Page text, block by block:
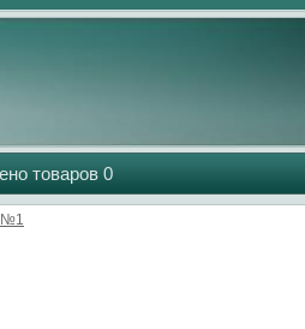
товаров 0
№1